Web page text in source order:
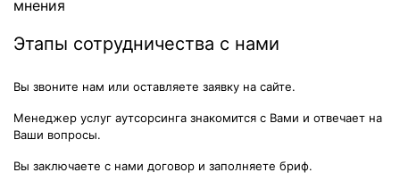
Этапы сотрудничества с нами
Вы звоните нам или оставляете заявку на сайте.
Менеджер услуг аутсорсинга знакомится с Вами и отвечает на
Ваши вопросы.
Вы заключаете с нами договор и заполняете бриф.